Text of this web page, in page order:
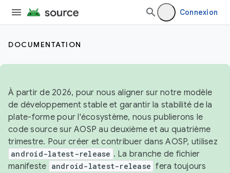
Connexion
DOCUMENTATION
À partir de 2026, pour nous aligner sur notre modèle
de développement stable et garantir la stabilité de la
plate-forme pour l'écosystème, nous publierons le
code source sur AOSP au deuxième et au quatrième
trimestre. Pour créer et contribuer dans AOSP, utilisez
android-latest-release . La branche de fichier
manifeste android-latest-release fera toujours